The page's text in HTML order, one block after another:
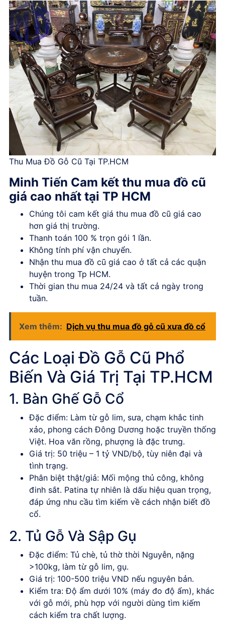
Thu Mua Đồ Gỗ Cũ Tại TP.HCM
Minh Tiến Cam kết thu mua đồ cũ
giá cao nhất tại TP HCM
Chúng tôi cam kết giá thu mua đồ cũ giá cao
hơn giá thị trường.
Thanh toán 100 % trọn gói 1 lần.
Không tính phí vận chuyển.
Nhận thu mua đồ cũ giá cao ở tất cả các quận
huyện trong Tp HCM.
Thời gian thu mua 24/24 và tất cả ngày trong
tuần.
Xem thêm: Dịch vụ thu mua đồ gỗ cũ xưa đồ cổ
Các Loại Đồ Gỗ Cũ Phổ
Biến Và Giá Trị Tại TP.HCM
1. Bàn Ghế Gỗ Cổ
Đặc điểm: Làm từ gỗ lim, sưa, chạm khắc tinh
xảo, phong cách Đông Dương hoặc truyền thống
Việt. Hoa văn rồng, phượng là đặc trưng.
Giá trị: 50 triệu – 1 tỷ VND/bộ, tùy niên đại và
tình trạng.
Phân biệt thật/giả: Mối mộng thủ công, không
đinh sắt. Patina tự nhiên là dấu hiệu quan trọng,
đáp ứng nhu cầu tìm kiếm về cách nhận biết đồ
cổ.
2. Tủ Gỗ Và Sập Gụ
Đặc điểm: Tủ chè, tủ thờ thời Nguyễn, nặng
>100kg, làm từ gỗ lim, gụ.
Giá trị: 100-500 triệu VND nếu nguyên bản.
Kiểm tra: Độ ẩm dưới 10% (máy đo độ ẩm), khác
với gỗ mới, phù hợp với người dùng tìm kiếm
cách kiểm tra chất lượng.